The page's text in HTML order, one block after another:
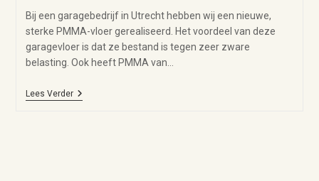
Bij een garagebedrijf in Utrecht hebben wij een nieuwe,
sterke PMMA-vloer gerealiseerd. Het voordeel van deze
garagevloer is dat ze bestand is tegen zeer zware
belasting. Ook heeft PMMA van…
Lees Verder